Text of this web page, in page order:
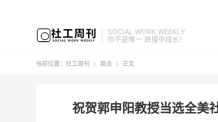
SOCIAL WORK WEEKLY
你不是唯一 跌撞中成长！
当前位置： 社工周刊  观点  正文
祝贺郭申阳教授当选全美